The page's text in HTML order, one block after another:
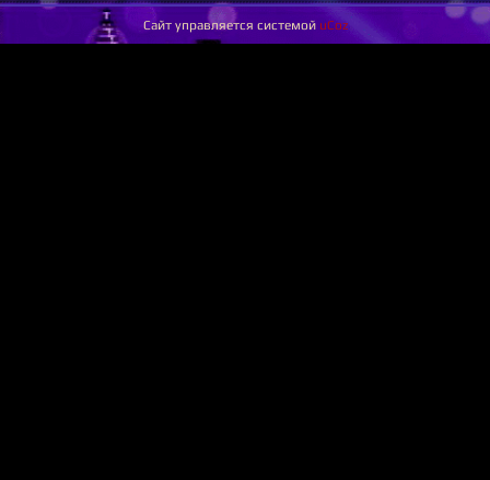
Сайт управляется системой uCoz